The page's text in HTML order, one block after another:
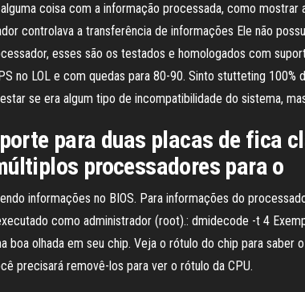
coisa com a informação processada, como mostrar
controlava a transferência de informações Ele não
esses são os testados e homologados com
no LOL e com quedas para 80-90. Sinto stutteting 100%
se era algum tipo de incompatibilidade do sistema,
para duas placas de fica
processadores para o
informações no BIOS. Para informações do
como administrador (root).: dmidecode -t 4
olhada em seu chip. Veja o rótulo do chip para saber
precisará removê-los para ver o rótulo da CPU.